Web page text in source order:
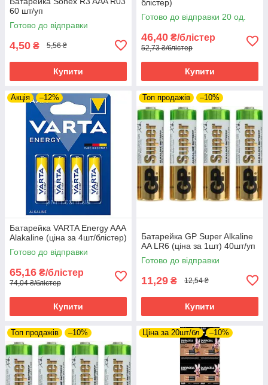
60 шт/уп
Готово до відправки
4,50 ₴ 5,56 ₴
Купити
блістер)
Готово до відправки 20 од.
46,40 ₴/блістер
52,73 ₴/блістер
Купити
Акція –12%
Батарейка VARTA Energy AAA
Alakaline (ціна за 4шт/блістер)
Готово до відправки
65,16 ₴/блістер
74,04 ₴/блістер
Купити
Топ продажів –10%
Батарейка GP Super Alkaline
AA LR6 (ціна за 1шт) 40шт/уп
Готово до відправки
11,29 ₴ 12,54 ₴
Купити
Топ продажів –10% Ціна за 20шт/бл –10%